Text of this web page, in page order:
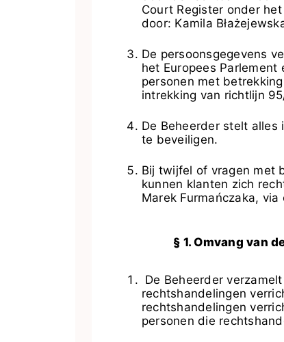
Court Register onder het
door: Kamila
De persoonsgegevens
het Europees
personen met
intrekking van richtlijn
De Beheerder stelt alles
te beveiligen.
Bij twijfel of vragen met
kunnen klanten zich
Marek Furmańczaka,
§ 1. Omvang van
De Beheerder
rechtshandelingen
rechtshandelingen
personen die